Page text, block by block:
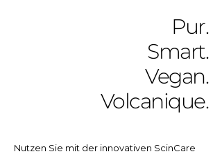
Pur.
Smart.
Vegan.
Volcanique.
Nutzen Sie mit der innovativen ScinCare